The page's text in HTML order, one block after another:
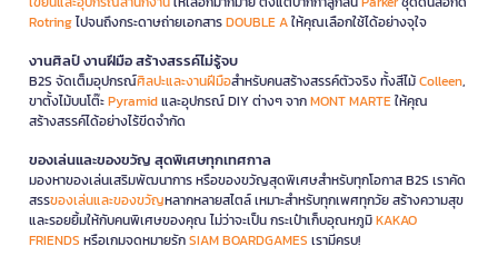
Rotringไปจนถึงกระดาษถ่ายเอกสารDOUBLE Aให้คุณเลือกใช้ได้อย่างจุใจ
งานศิลป์ งานฝีมือ สร้างสรรค์ไม่รู้จบ
B2S จัดเต็มอุปกรณ์ศิลปะและงานฝีมือสำหรับคนสร้างสรรค์ตัวจริง ทั้งสีไม้Colleen,
ขาตั้งไม้บนโต๊ะPyramidและอุปกรณ์ DIY ต่างๆ จากMONT MARTEให้คุณ
สร้างสรรค์ได้อย่างไร้ขีดจำกัด
ของเล่นและของขวัญ สุดพิเศษทุกเทศกาล
มองหาของเล่นเสริมพัฒนาการ หรือของขวัญสุดพิเศษสำหรับทุกโอกาส B2S เราคัด
สรรของเล่นและของขวัญหลากหลายสไตล์ เหมาะสำหรับทุกเพศทุกวัย สร้างความสุข
และรอยยิ้มให้กับคนพิเศษของคุณ ไม่ว่าจะเป็น กระเป๋าเก็บอุณหภูมิKAKAO
FRIENDS หรือเกมจดหมายรักSIAM BOARDGAMES เรามีครบ!